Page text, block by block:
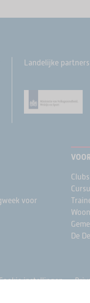
Landelijke partners
voor
De
instellingen